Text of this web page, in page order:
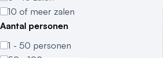
10 of meer zalen
Aantal personen
1 - 50 personen